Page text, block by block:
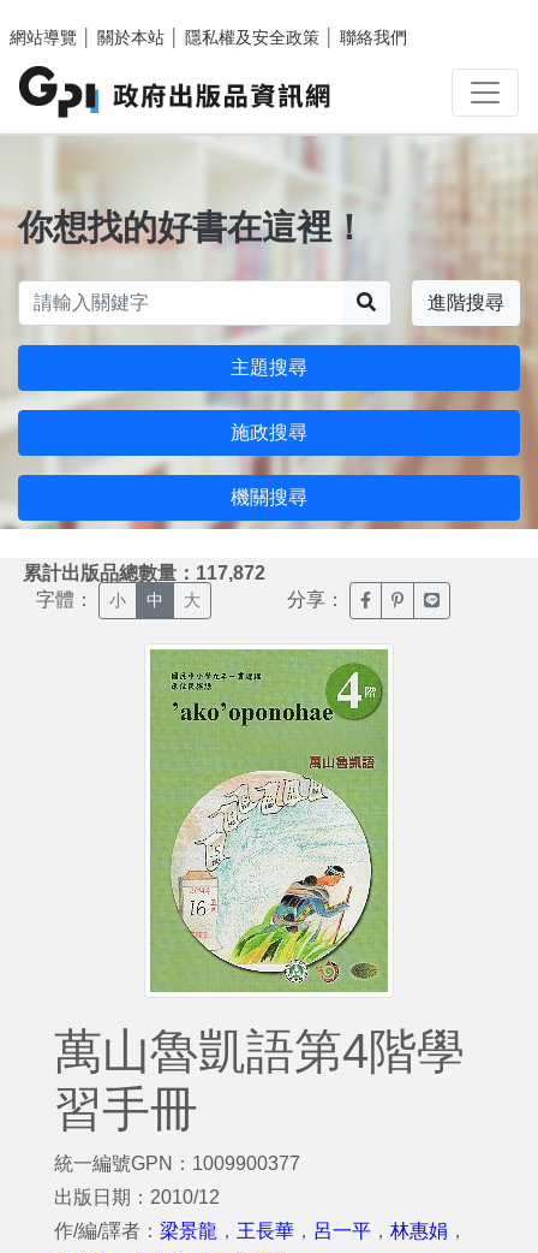
網站導覽
關於本站 隱私權及安全政策 聯絡我們
你想找的好書在這裡！
進階搜尋
主題搜尋
施政搜尋
機關搜尋
累計出版品總數量：117,872
字體： 小 中 大 分享： 臉書分享(另開新視窗)
噗浪分享(另開新
Line分享(另
萬山魯凱語第4階學
習手冊
統一編號GPN：1009900377
出版日期：2010/12
作/編/譯者： 梁景龍 ， 王長華 ， 呂一平 ， 林惠娟 ，